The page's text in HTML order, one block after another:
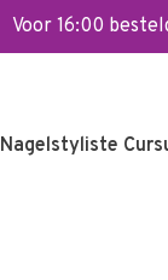
Voor 16:00
Nagelstyliste